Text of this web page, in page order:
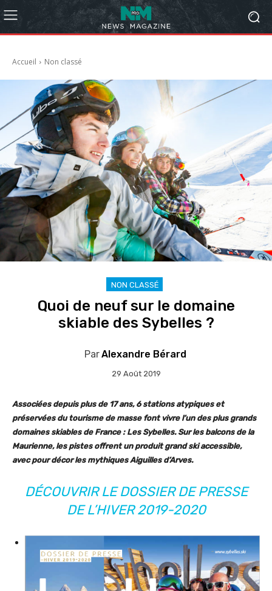
Accueil Non classé
NON CLASSÉ
Quoi de neuf sur le domaine
skiable des Sybelles ?
ParAlexandre Bérard
29 Août 2019
Associées depuis plus de 17 ans, 6 stations atypiques et
préservées du tourisme de masse font vivre l’un des plus grands
domaines skiables de France : Les Sybelles. Sur les balcons de la
Maurienne, les pistes offrent un produit grand ski accessible,
avec pour décor les mythiques Aiguilles d’Arves.
DÉCOUVRIR LE DOSSIER DE PRESSE
DE L’HIVER 2019-2020